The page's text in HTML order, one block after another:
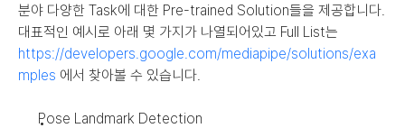
분야 다양한 Task에 대한 Pre-trained Solution들을 제공합니다.
https://developers.google.com/mediapipe/solutions/exa
mples 에서 찾아볼 수 있습니다.
Pose Landmark Detection